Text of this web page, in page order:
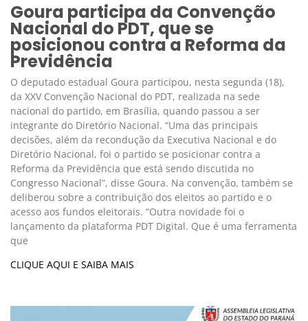
Goura participa da Convenção
Nacional do PDT, que se
posicionou contra a Reforma da
Previdência
O deputado estadual Goura participou, nesta segunda (18),
da XXV Convenção Nacional do PDT, realizada na sede
nacional do partido, em Brasília, quando passou a ser
integrante do Diretório Nacional. “Uma das principais
decisões, além da recondução da Executiva Nacional e do
Diretório Nacional, foi o partido se posicionar contra a
Reforma da Previdência que está sendo discutida no
Congresso Nacional”, disse Goura. Na convenção, também se
deliberou sobre a contribuição dos eleitos ao partido e o
acesso aos fundos eleitorais. “Outra novidade foi o
lançamento da plataforma PDT Digital. Que é uma ferramenta
que
CLIQUE AQUI E SAIBA MAIS